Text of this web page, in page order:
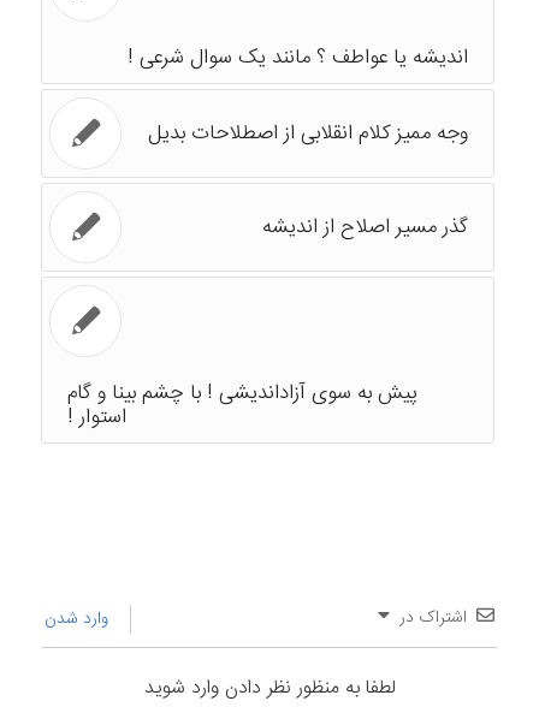
اندیشه یا عواطف ؟ مانند یک سوال شرعی !
وجه ممیز کلام انقلابی از اصطلاحات بدیل
گذر مسیر اصلاح از اندیشه
پیش به سوی آزاداندیشی ! با چشم بینا و گام
استوار !
اشتراک در وارد شدن
لطفا به منظور نظر دادن وارد شوید